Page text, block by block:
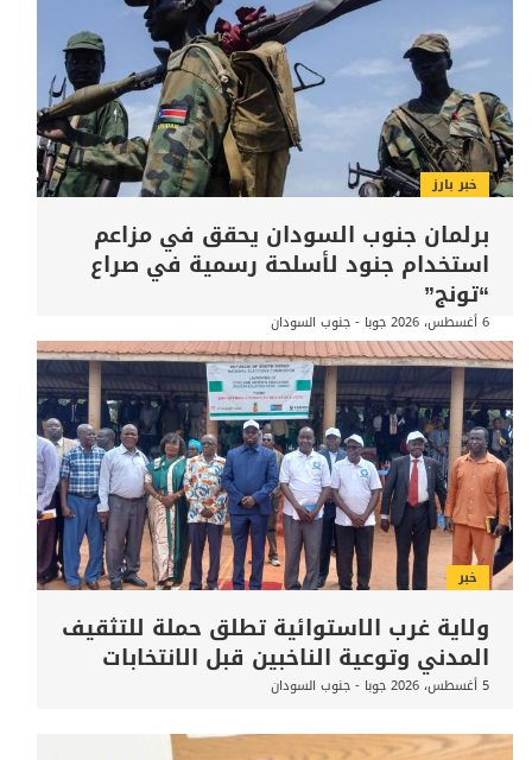
خبر بارز
برلمان جنوب السودان يحقق في مزاعم
استخدام جنود لأسلحة رسمية في صراع
“تونج”
6 أغسطس، 2026 جوبا - جنوب السودان
خبر
ولاية غرب الاستوائية تطلق حملة للتثقيف
المدني وتوعية الناخبين قبل الانتخابات
5 أغسطس، 2026 جوبا - جنوب السودان